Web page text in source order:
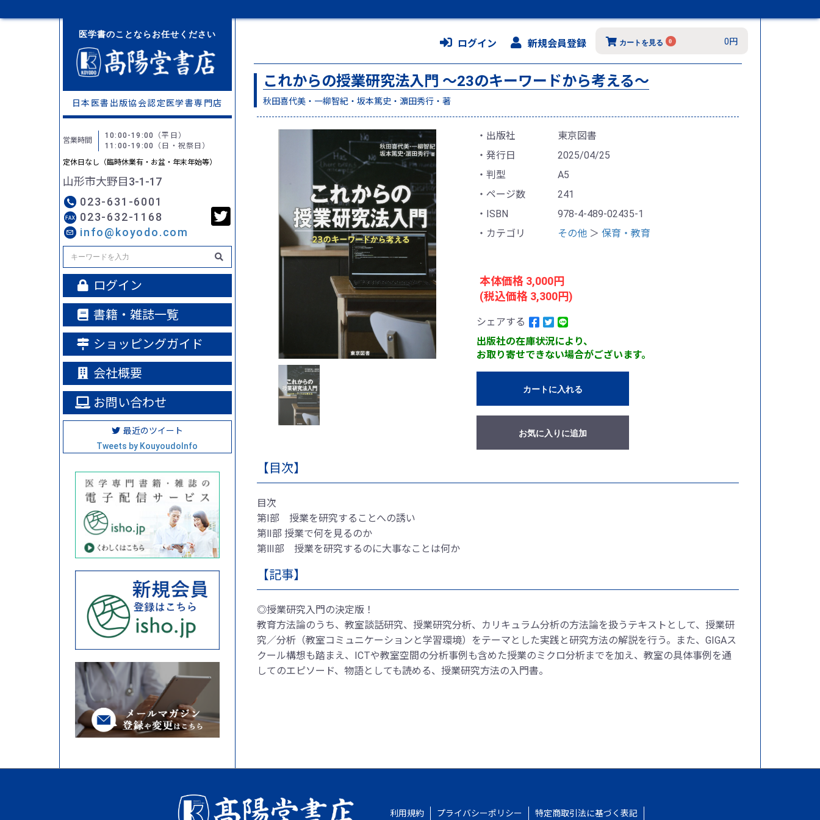
医学書のことならお任せください
日本医書出版協会認定医学書専門店
営業時間
10:00-19:00
（平日）
11:00-19:00
（日・祝祭日）
定休日なし（臨時休業有・お盆・年末年始等）
山形市大野目3-1-17
023-631-6001
023-632-1168
info@koyodo.com
ログイン
書籍・雑誌一覧
ショッピングガイド
会社概要
お問い合わせ
最近のツイート
Tweets by KouyoudoInfo
ログイン 新規会員登録 カートを見る 0 0円
これからの授業研究法入門 ～23のキーワードから考える～
秋田喜代美・一柳智紀・坂本篤史・濵田秀行・著
出版社
東京図書
発行日
2025/04/25
判型
A5
ページ数
241
ISBN
978-4-489-02435-1
カテゴリ
その他 ＞ 保育・教育
本体価格 3,000円
(税込価格 3,300円)
シェアする
出版社の在庫状況により、
お取り寄せできない場合がございます。
カートに入れる
お気に入りに追加
【目次】
目次
第Ⅰ部 授業を研究することへの誘い
第Ⅱ部 授業で何を見るのか
第Ⅲ部 授業を研究するのに大事なことは何か
【記事】
◎授業研究入門の決定版！
教育方法論のうち、教室談話研究、授業研究分析、カリキュラム分析の方法論を扱うテキストとして、授業研
究／分析（教室コミュニケーションと学習環境）をテーマとした実践と研究方法の解説を行う。また、GIGAス
クール構想も踏まえ、ICTや教室空間の分析事例も含めた授業のミクロ分析までを加え、教室の具体事例を通
してのエピソード、物語としても読める、授業研究方法の入門書。
利用規約 プライバシーポリシー 特定商取引法に基づく表記